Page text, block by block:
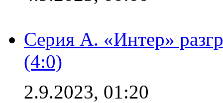
Серия А. «Интер»
(4:0)
2.9.2023, 01:20